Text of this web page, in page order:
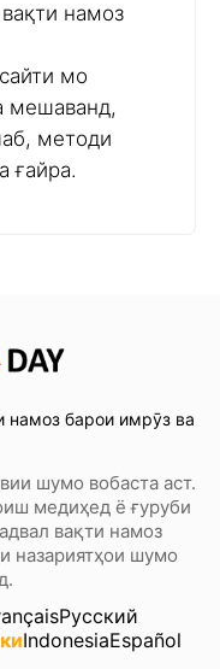
намоз
мо
мешаванд,
методи
ғайра.
намоз барои имрӯз ва
шумо вобаста аст.
медиҳед ё ғуруби
вақти намоз
назариятҳои шумо
Русский
IndonesiaEspañol